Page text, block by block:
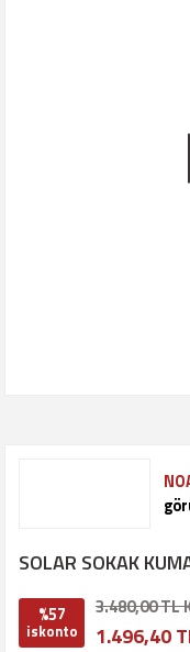
SOLAR SOKAK
%57
iskonto
3.480,00 TL
1.496,40